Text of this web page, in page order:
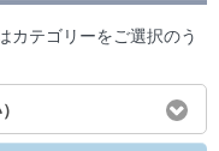
カテゴリーをご選択のう